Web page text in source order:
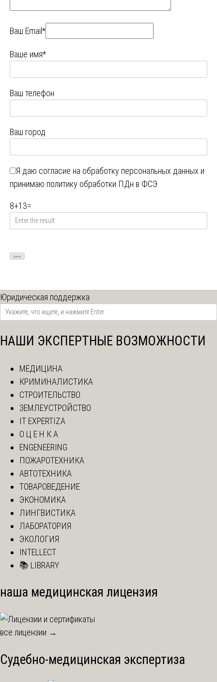
Ваш Email*
Ваше имя*
Ваш телефон
Ваш город
Я даю согласие на обработку персональных данных и
принимаю политику обработки ПДн в ФСЭ
8+13=
Юридическая поддержка
НАШИ ЭКСПЕРТНЫЕ ВОЗМОЖНОСТИ
МЕДИЦИНА
КРИМИНАЛИСТИКА
СТРОИТЕЛЬСТВО
ЗЕМЛЕУСТРОЙСТВО
IT EXPERTIZA
О Ц Е Н К А
ENGENEERING
ПОЖАРОТЕХНИКА
АВТОТЕХНИКА
ТОВАРОВЕДЕНИЕ
ЭКОНОМИКА
ЛИНГВИСТИКА
ЛАБОРАТОРИЯ
ЭКОЛОГИЯ
INTELLECT
📚 LIBRARY
наша медицинская лицензия
все лицензии →
Судебно-медицинская экспертиза